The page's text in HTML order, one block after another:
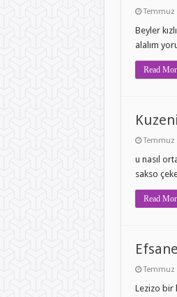
Temmuz
Beyler
alalım
Read
Temmuz
u nasıl
sakso
Read
Temmuz
Lezizo bir